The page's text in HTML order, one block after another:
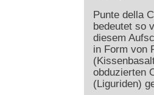
Punte della
bedeutet so
diesem
in Form von
obduzierten
(Liguriden)